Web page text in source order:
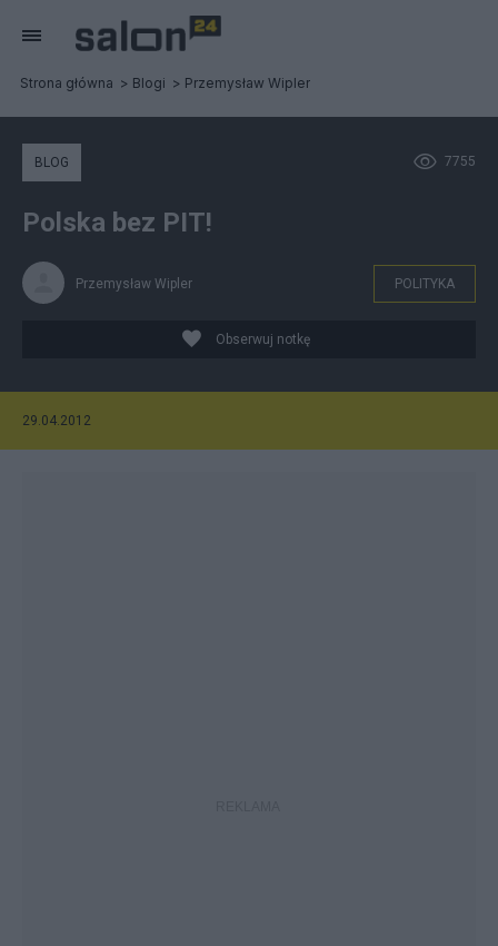
Strona główna Blogi Przemysław Wipler
7755
BLOG
Polska bez PIT!
Przemysław Wipler POLITYKA
Obserwuj notkę
29.04.2012